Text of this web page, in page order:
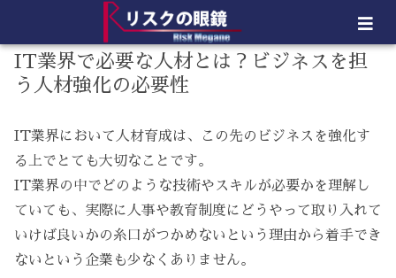
IT業界で必要な人材とは？ビジネスを担
う人材強化の必要性
IT業界において人材育成は、この先のビジネスを強化す
る上でとても大切なことです。
IT業界の中でどのような技術やスキルが必要かを理解し
ていても、実際に人事や教育制度にどうやって取り入れて
いけば良いかの糸口がつかめないという理由から着手でき
ないという企業も少なくありません。